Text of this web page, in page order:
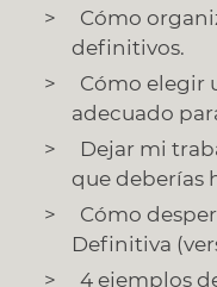
Cómo
definitivos.
Cómo elegir
adecuado
Dejar mi
que deberías
Cómo
Definitiva
4 ejemplos